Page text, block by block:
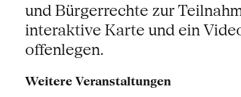
und Bürgerrechte zur
interaktive Karte und ein
offenlegen.
Weitere Veranstaltungen